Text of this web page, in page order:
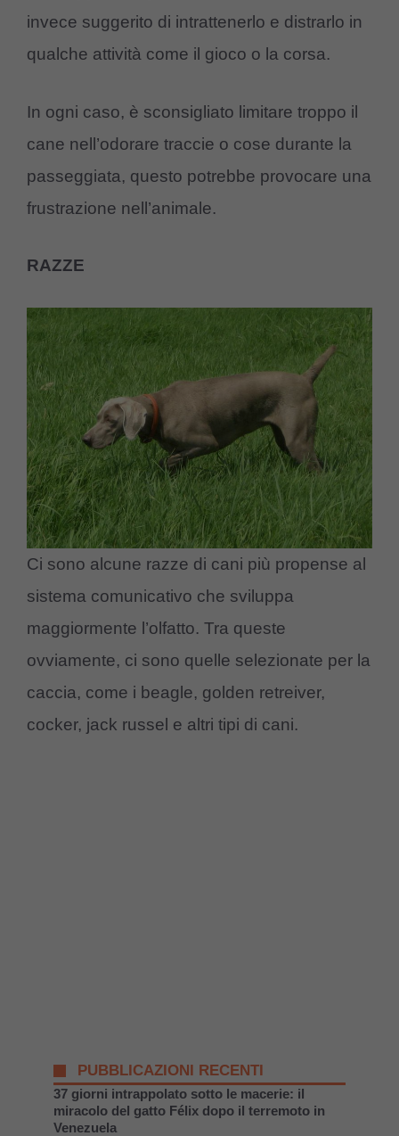
invece suggerito di intrattenerlo e distrarlo in
qualche attività come il gioco o la corsa.
In ogni caso, è sconsigliato limitare troppo il
cane nell’odorare traccie o cose durante la
passeggiata, questo potrebbe provocare una
frustrazione nell’animale.
RAZZE
Ci sono alcune razze di cani più propense al
sistema comunicativo che sviluppa
maggiormente l’olfatto. Tra queste
ovviamente, ci sono quelle selezionate per la
caccia, come i beagle, golden retreiver,
cocker, jack russel e altri tipi di cani.
PUBBLICAZIONI RECENTI
37 giorni intrappolato sotto le macerie: il
miracolo del gatto Félix dopo il terremoto in
Venezuela